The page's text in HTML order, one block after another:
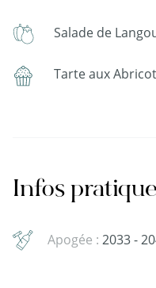
Salade de
Tarte aux
Infos
Apogée : 2033 -